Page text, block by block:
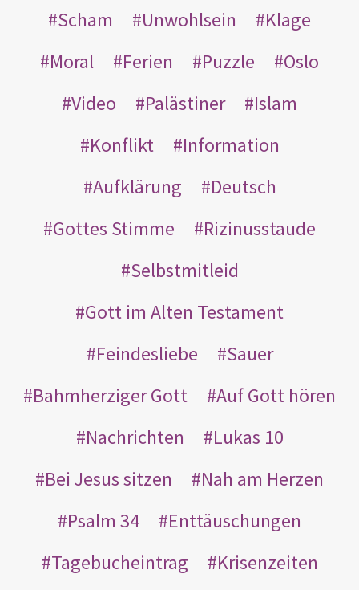
Scham
Unwohlsein
Klage
Moral
Ferien Puzzle
Oslo
Video
Palästiner
Islam
Konflikt
Information
Aufklärung
Deutsch
Gottes Stimme
Rizinusstaude
Selbstmitleid
Gott im Alten Testament
Feindesliebe
Sauer
Bahmherziger Gott
Auf Gott hören
Nachrichten
Lukas 10
Bei Jesus sitzen
Nah am Herzen
Psalm 34
Enttäuschungen
Tagebucheintrag
Krisenzeiten